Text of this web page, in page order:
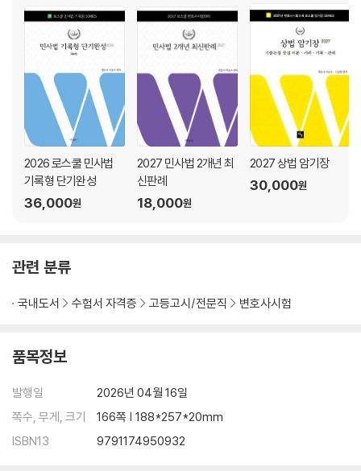
본서 한권으로 변호사시험의 사례형·기록형을 모두 대비될 수 있도록 하는
바람으로 출간하였으므로 많이 활용하시기 바라며, 독자분들과의 소통은
저자의 메일인 pss1359@empas.com으로 직접 질문을 보내 주시면
직접 성실히 답변해드리겠습니다. 본서의 교정과 보완을 위하여 도움을 주
신 손영민 예비 변호사님에게 고마움을 전합니다. 끝으로 본서로 공부하시
는 수험생 여러분들이 반드시 합격하시기를 기원하겠습니다.
2026년 4월
박승수 변호사
[문제 27]상호주 의결권 제한 58
[문제 28]주주총회 소집절차상의 하자와 결의방법상의 하자 60
[문제 29]주주총회 의결권 대리행사 62
[문제 30]주식매수청구권의 행사기간 64
[문제 31]주주총회결의 취소소송 66
[문제 32]주주총회결부존재확인의 소 69
[문제 33]상법 제374조 주주총회특별결의 요부 71
[문제 34]이사회 결의가 없는 중요자산의 처분행위의 효력 73
[문제 35]대표이사의 대표행위의 효력과 회사의 책임 I 75
[문제 36]대표이사의 대표행위의 효력과 회사의 책임 II 77
[문제 37]이사 해임 청구의 소 제기 가부 80
[문제 40]이사의 자기거래 89
[문제 42]다중소송제기 가부와 이사의 손해배상책임 94
[문제 45]실권주의 배정의 요건과 절차 101
03
[문제 47]신주인수권 사채 발행의 무효의 소와 신주발행의 무효의 소 제
기 가부 106
2026 로스쿨 민사법
기록형 단기완성
36,000원
2027 민사법 2개년 최
신판례
18,000원
2027 상법 암기장
30,000원
관련 분류
국내도서 수험서 자격증 고등고시/전문직 변호사시험
품목정보
발행일
2026년 04월 16일
쪽수, 무게, 크기
166쪽 | 188*257*20mm
ISBN13
9791174950932